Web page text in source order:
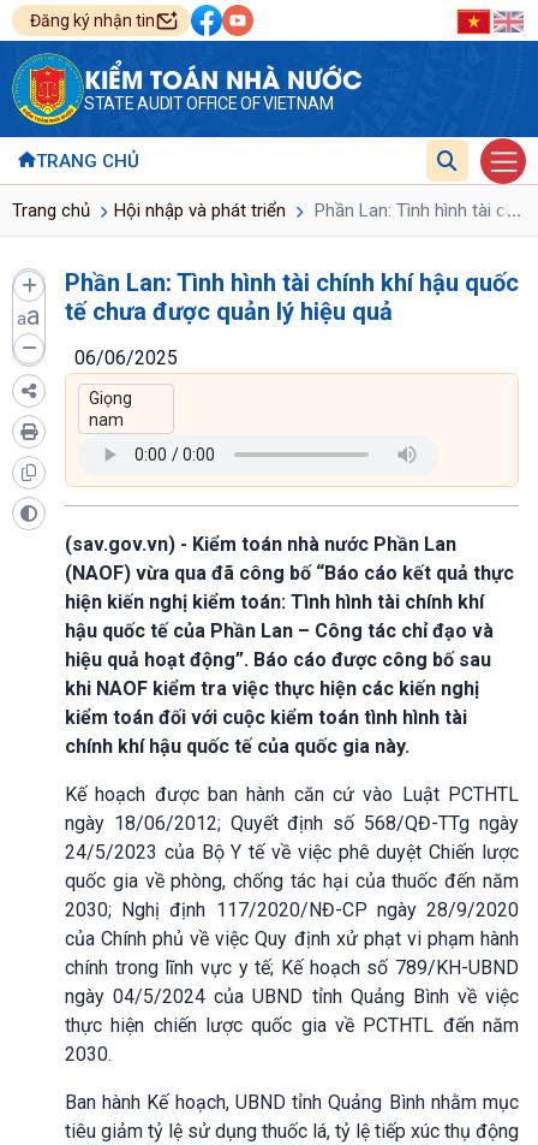
Đăng ký nhận tin
KIỂM TOÁN NHÀ NƯỚC
STATE AUDIT OFFICE OF VIETNAM
TRANG CHỦ
Trang chủ Hội nhập và phát triển Phần Lan: Tình hình tài ...
aa
Phần Lan: Tình hình tài chính khí hậu quốc
tế chưa được quản lý hiệu quả
06/06/2025
(sav.gov.vn) - Kiểm toán nhà nước Phần Lan
(NAOF) vừa qua đã công bố “Báo cáo kết quả thực
hiện kiến nghị kiểm toán: Tình hình tài chính khí
hậu quốc tế của Phần Lan – Công tác chỉ đạo và
hiệu quả hoạt động”. Báo cáo được công bố sau
khi NAOF kiểm tra việc thực hiện các kiến nghị
kiểm toán đối với cuộc kiểm toán tình hình tài
chính khí hậu quốc tế của quốc gia này.
Kế hoạch được ban hành căn cứ vào Luật PCTHTL
ngày 18/06/2012; Quyết định số 568/QĐ-TTg ngày
24/5/2023 của Bộ Y tế về việc phê duyệt Chiến lược
quốc gia về phòng, chống tác hại của thuốc đến năm
2030; Nghị định 117/2020/NĐ-CP ngày 28/9/2020
của Chính phủ về việc Quy định xử phạt vi phạm hành
chính trong lĩnh vực y tế; Kế hoạch số 789/KH-UBND
ngày 04/5/2024 của UBND tỉnh Quảng Bình về việc
thực hiện chiến lược quốc gia về PCTHTL đến năm
2030.
Ban hành Kế hoạch, UBND tỉnh Quảng Bình nhằm mục
tiêu giảm tỷ lệ sử dụng thuốc lá, tỷ lệ tiếp xúc thụ động